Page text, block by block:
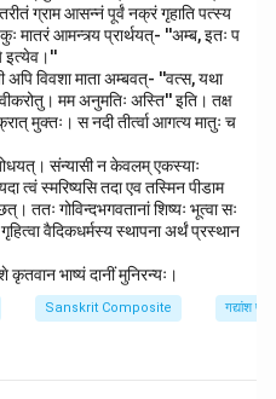
ग्राम आसन्नं पूर्वं नक्रं गृहाति पत्स्य
मातरं आमन्त्र्य प्रार्थयत्- ''अम्ब, इतः प
इत्येव।''
विवशा माता अम्बवत्- ''वत्स, यथा
मम अनुमतिः अस्ति'' इति। तक्ष
मुक्तः। स नदी तीर्त्वा आगत्य मातुः च
संन्यासी न केवलम् एकस्याः
त्वं स्मरिष्यसि तदा एव तस्मिन पीडाम
ततः गोविन्दभगवतानां शिष्यः भूत्वा सः
वैदिकधर्मस्य स्थापना अर्थं प्रस्थान
कृतवान भाष्यं दानीं मुनिरन्यः।
Sanskrit Composite गद्यांश पर